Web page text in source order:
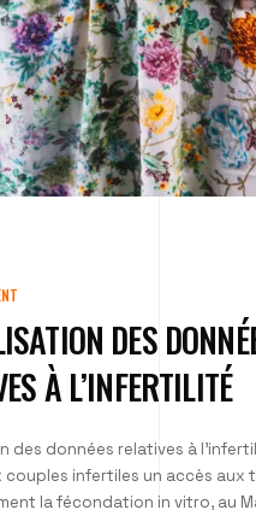
DES
À L’INFERTILITÉ
des données relatives à
couples infertiles un accès aux
la fécondation in vitro, au